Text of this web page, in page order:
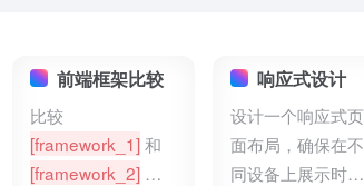
[形容词]文案引发兴
趣（如：
愈]）
用说明]） ▷ 插入
[数字]
[图片风格]
图 ▷ 结尾引导[互
动动作]
前端框架比较
比较
[framework_1]和
[framework_2]，
响应式设计
设计一个响应式页
面布局，确保在不
同设备上展示时有